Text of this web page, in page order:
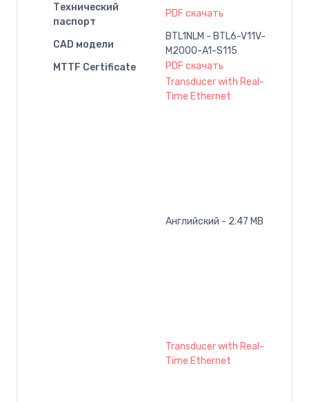
Технический
паспорт
PDF скачать
CAD модели
BTL1NLM - BTL6-V11V-
M2000-A1-S115
MTTF Certificate
PDF скачать
Transducer with Real-
Time Ethernet
Английский - 2.47 MB
Transducer with Real-
Time Ethernet